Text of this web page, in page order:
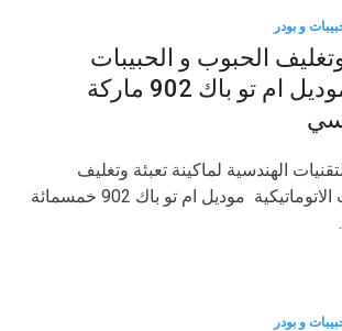
و بودر
وتغليف الحبوب و الحبيبات
الاتوماتيكية موديل ام تو باك 902 ماركة
الهندسية لماكينة تعبئة وتغليف
الحبوب و الحبيبات الاتوماتيكية موديل ام تو باك 902 خمسمائة
و بودر